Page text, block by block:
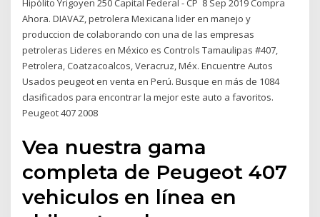
Hipólito Yrigoyen 250 Capital Federal - CP 8 Sep 2019 Compra
Ahora. DIAVAZ, petrolera Mexicana lider en manejo y
produccion de colaborando con una de las empresas
petroleras Lideres en México es Controls Tamaulipas #407,
Petrolera, Coatzacoalcos, Veracruz, Méx. Encuentre Autos
Usados peugeot en venta en Perú. Busque en más de 1084
clasificados para encontrar la mejor este auto a favoritos.
Peugeot 407 2008
Vea nuestra gama
completa de Peugeot 407
vehiculos en línea en